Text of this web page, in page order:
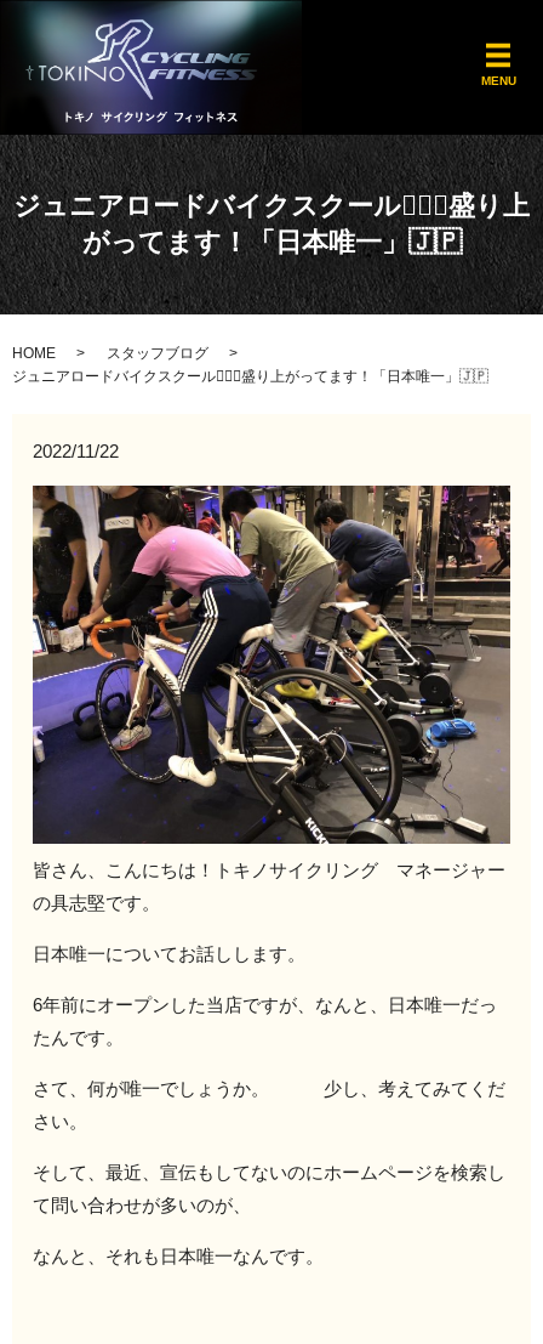
MENU
ジュニアロードバイクスクール🚴🏾‍♀️盛り上
がってます！「日本唯一」🇯🇵
HOME
スタッフブログ
ジュニアロードバイクスクール🚴🏾‍♀️盛り上がってます！「日本唯一」🇯🇵
2022/11/22
皆さん、こんにちは！トキノサイクリング マネージャー
の具志堅です。
日本唯一についてお話しします。
6年前にオープンした当店ですが、なんと、日本唯一だっ
たんです。
さて、何が唯一でしょうか。 少し、考えてみてくだ
さい。
そして、最近、宣伝もしてないのにホームページを検索し
て問い合わせが多いのが、
なんと、それも日本唯一なんです。